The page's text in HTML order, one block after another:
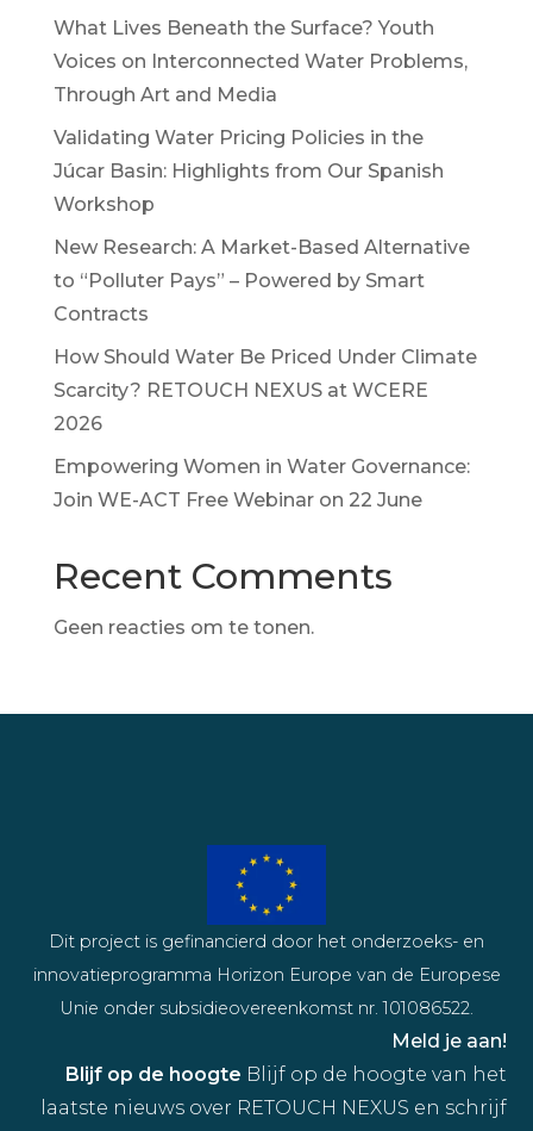
What Lives Beneath the Surface? Youth
Voices on Interconnected Water Problems,
Through Art and Media
Validating Water Pricing Policies in the
Júcar Basin: Highlights from Our Spanish
Workshop
New Research: A Market-Based Alternative
to “Polluter Pays” – Powered by Smart
Contracts
How Should Water Be Priced Under Climate
Scarcity? RETOUCH NEXUS at WCERE
2026
Empowering Women in Water Governance:
Join WE-ACT Free Webinar on 22 June
Recent Comments
Geen reacties om te tonen.
Blijf op de hoogte Blijf op de hoogte van het
laatste nieuws over RETOUCH NEXUS en schrijf
Meld je aan!
Dit project is gefinancierd door het onderzoeks- en
innovatieprogramma Horizon Europe van de Europese
Unie onder subsidieovereenkomst nr. 101086522.